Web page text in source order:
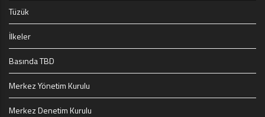
Tüzük
İlkeler
Basında TBD
Merkez Yönetim Kurulu
Merkez Denetim Kurulu